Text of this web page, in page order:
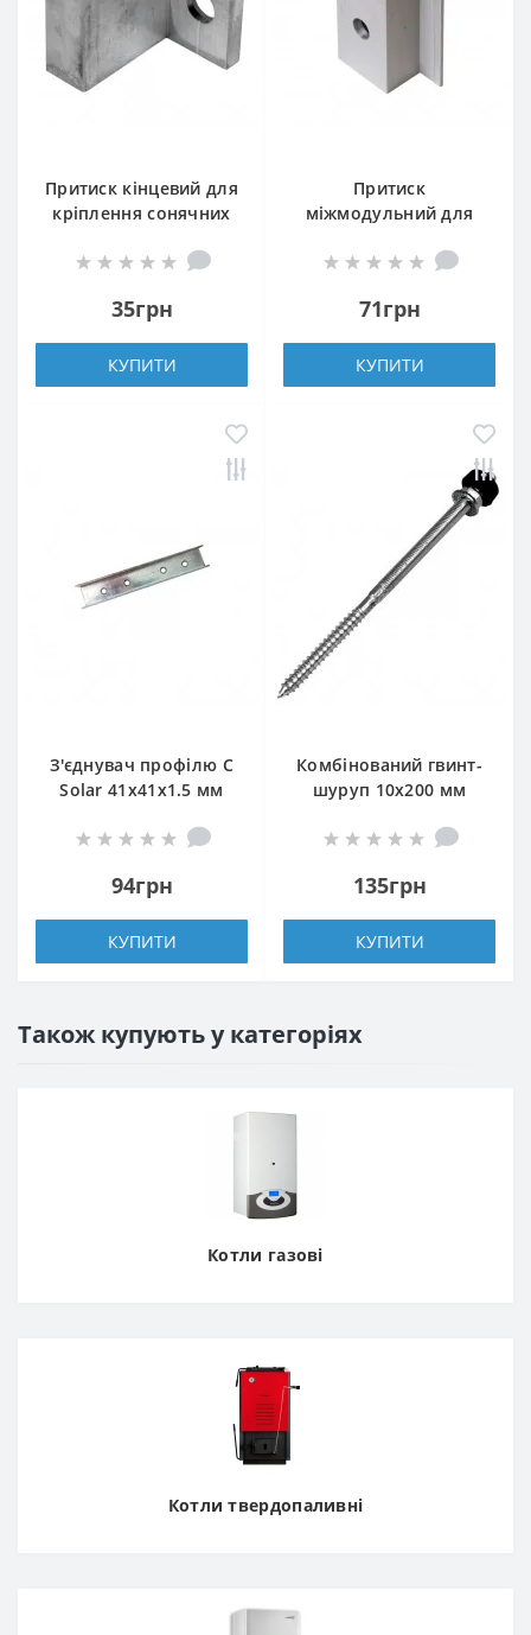
Притиск кінцевий для
кріплення сонячних
35грн
КУПИТИ
Притиск
міжмодульний для
панелей 35 мм П
71грн
КУПИТИ
З'єднувач профілю С
Solar 41х41х1.5 мм
94грн
КУПИТИ
Комбінований гвинт-
шуруп 10х200 мм
135грн
КУПИТИ
Також купують у категоріях
Котли газові
Котли твердопаливні